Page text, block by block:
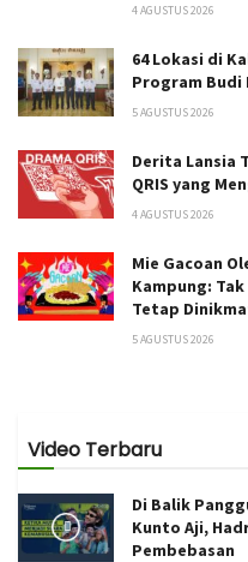
4 AGUSTUS 2026
64 Lokasi di
Program Budi
5 AGUSTUS 2026
Derita Lansia
QRIS yang
4 AGUSTUS 2026
Mie Gacoan
Kampung:
Tetap
5 AGUSTUS 2026
Video Terbaru
Di Balik
Kunto Aji,
Pembebasan